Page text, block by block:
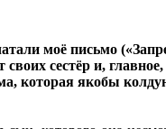
моё письмо
сестёр и, главное,
которая якобы